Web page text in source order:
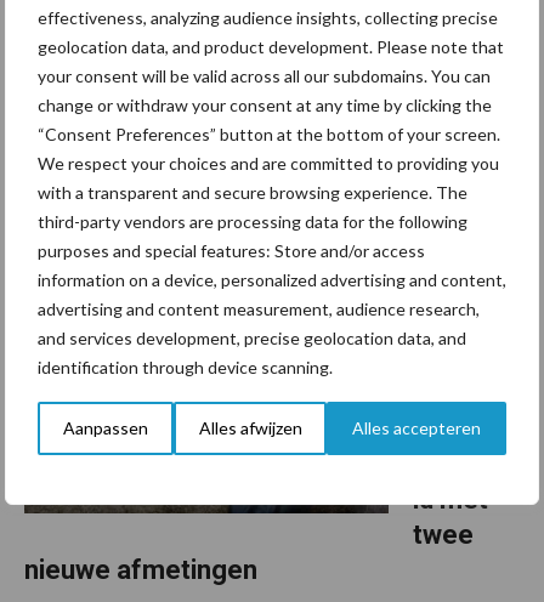
effectiveness, analyzing audience insights, collecting precise
geolocation data, and product development. Please note that
your consent will be valid across all our subdomains. You can
change or withdraw your consent at any time by clicking the
“Consent Preferences” button at the bottom of your screen.
We respect your choices and are committed to providing you
with a transparent and secure browsing experience. The
third-party vendors are processing data for the following
purposes and special features: Store and/or access
information on a device, personalized advertising and content,
advertising and content measurement, audience research,
and services development, precise geolocation data, and
identification through device scanning.
Aanpassen Alles afwijzen Alles accepteren
ngsagen
da’s
Inmiddels zijn alle partijen klaar voor de Tweede
Kamerverkiezingen. Op de inhoud althans: Alle partijprogramma’s
zijn dan ook gepubliceerd. Het is duidelijk dat na een bewogen
periode voor de agrarische sector; de landbouw ...Lees meer
Aanbod
MICHELI
CrossGri
p
uitgebre
id met
twee
nieuwe afmetingen
9 februari 2021